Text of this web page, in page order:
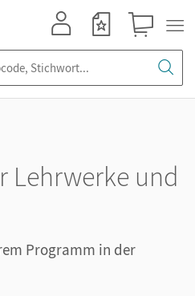
Lehrwerke und
Programm in der